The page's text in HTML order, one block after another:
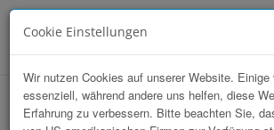
Array
Cookie Einstellungen
Wir nutzen Cookies auf unserer Website.
essenziell, während andere uns helfen, diese
Erfahrung zu verbessern. Bitte beachten Sie,